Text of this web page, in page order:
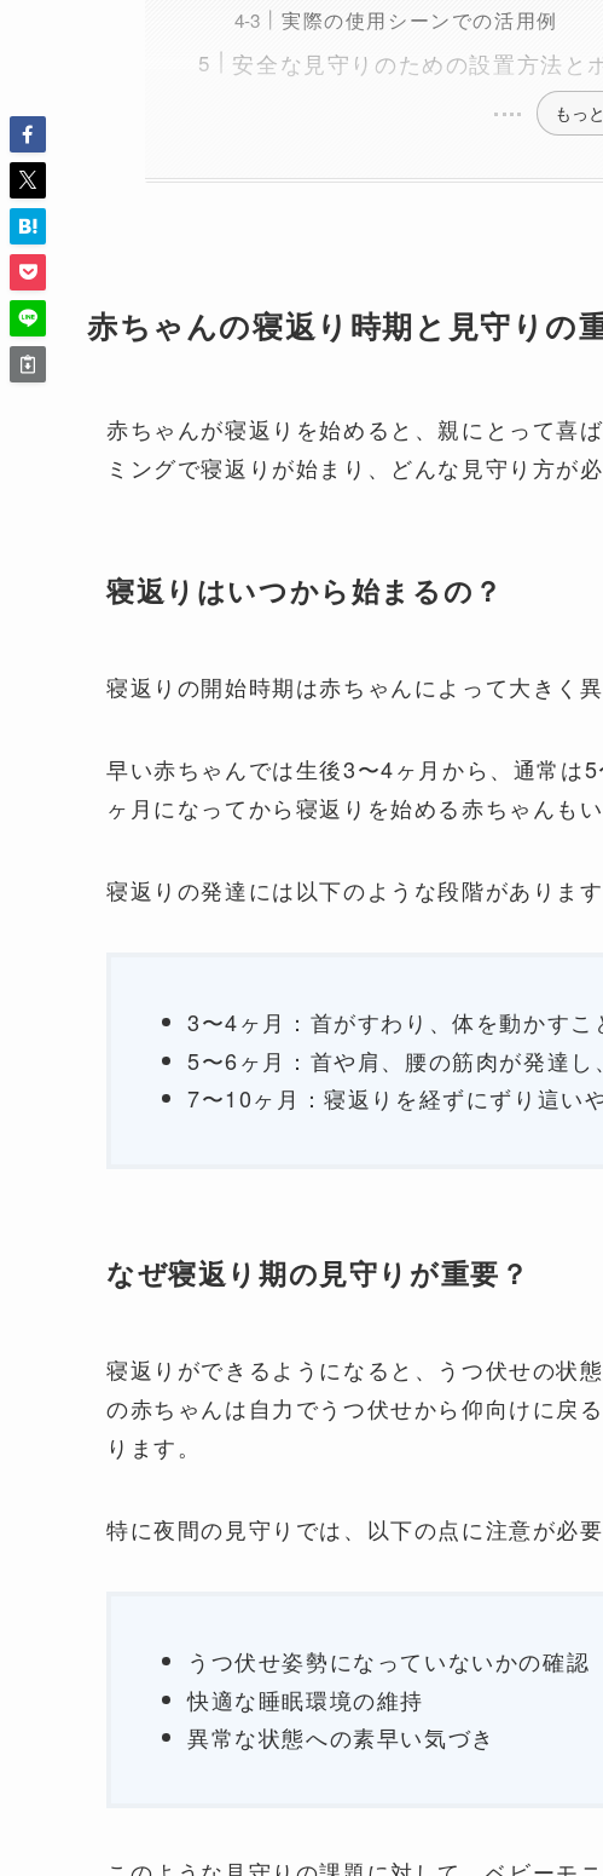
実際の使用シーンでの活用例
安全な見守りのための設置方法と
もっ
赤ちゃんの寝返り時期と見守りの
赤ちゃんが寝返りを始めると、親にとって喜
ミングで寝返りが始まり、どんな見守り方が
寝返りはいつから始まるの？
寝返りの開始時期は赤ちゃんによって大きく異
早い赤ちゃんでは生後3〜4ヶ月から、通常は
ヶ月になってから寝返りを始める赤ちゃんもい
寝返りの発達には以下のような段階があります
3〜4ヶ月：首がすわり、体を動かすこ
5〜6ヶ月：首や肩、腰の筋肉が発達し
7〜10ヶ月：寝返りを経ずにずり這い
なぜ寝返り期の見守りが重要？
寝返りができるようになると、うつ伏せの状
の赤ちゃんは自力でうつ伏せから仰向けに戻
ります。
特に夜間の見守りでは、以下の点に注意が必要
うつ伏せ姿勢になっていないかの確認
快適な睡眠環境の維持
異常な状態への素早い気づき